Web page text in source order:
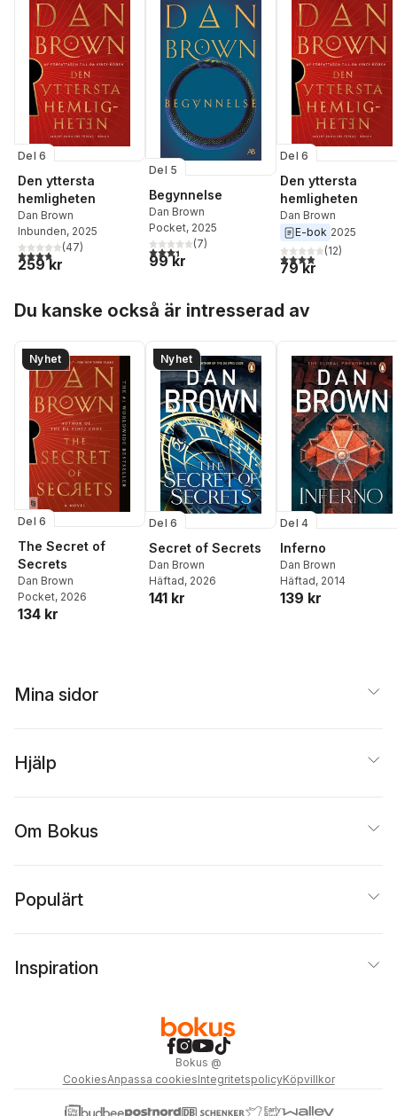
Del 6
Den yttersta
hemligheten
Dan Brown
Inbunden, 2025
3,8utav 5 stjärnor. Totalt antal röster:
(47)
259 kr
Del 5
Begynnelse
Dan Brown
Pocket, 2025
3,4utav 5 stjärnor. Totalt antal röster:
(7)
99 kr
Del 6
Den yttersta
hemligheten
Dan Brown
E-bok 2025
3,9utav 5 stjärnor.
(12)
79 kr
Du kanske också är intresserad av
Nyhet
Del 6
The Secret of
Secrets
Dan Brown
Pocket, 2026
134 kr
Nyhet
Del 6
Secret of Secrets
Dan Brown
Häftad, 2026
141 kr
Del 4
Inferno
Dan Brown
Häftad, 2014
139 kr
Mina sidor
Hjälp
Om Bokus
Populärt
Inspiration
Bokus @
CookiesAnpassa cookiesIntegritetspolicyKöpvillkor